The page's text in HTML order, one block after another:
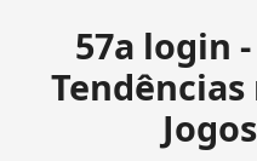
57a login